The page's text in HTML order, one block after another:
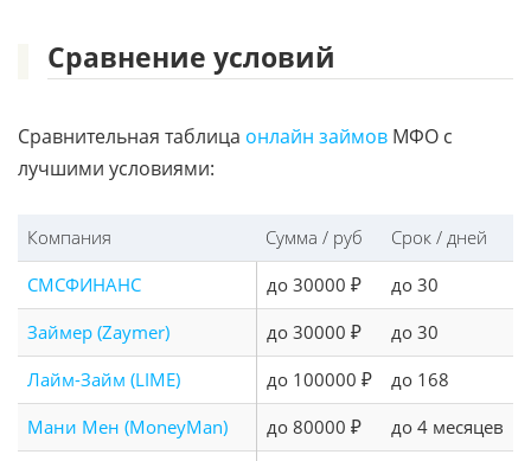
Сравнение условий
Сравнительная таблица онлайн займов МФО с
лучшими условиями:
Компания Сумма / руб Срок / дней
СМСФИНАНС
до 30000 ₽ до 30
Займер (Zaymer)
до 30000 ₽ до 30
Лайм-Займ (LIME)
до 100000 ₽ до 168
Мани Мен (MoneyMan)
до 80000 ₽ до 4 месяцев